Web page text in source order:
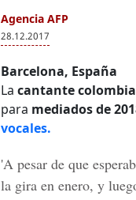
Agencia AFP
28.12.2017
Barcelona, España
La cantante
para mediados de
vocales.
'A pesar de que
la gira en enero, y